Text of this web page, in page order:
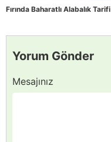
Fırında Baharatlı Alabalık Tarifi
Yorum Gönder
Mesajınız